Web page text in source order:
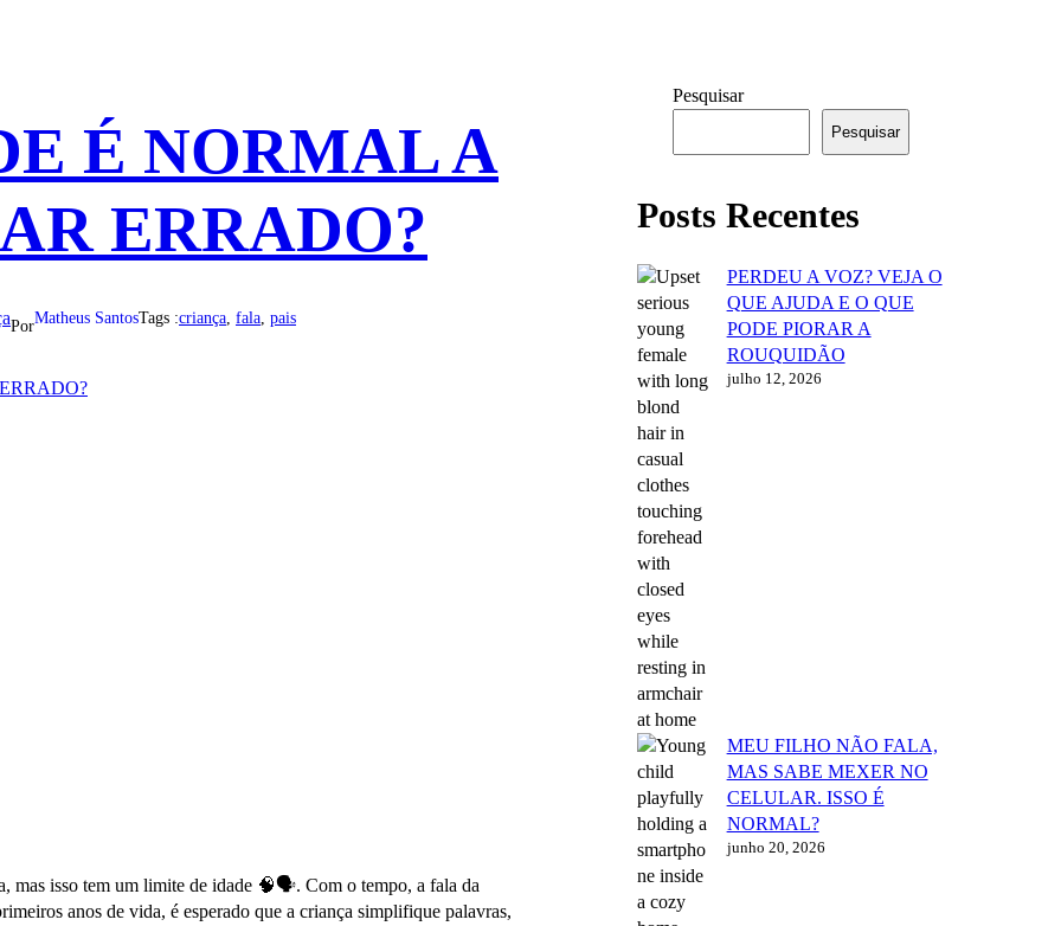
É NORMAL A
ERRADO?
PorMatheus SantosTags :criança, fala, pais
mas isso tem um limite de idade 🧠🗣️. Com o tempo, a fala da
anos de vida, é esperado que a criança simplifique palavras,
Pesquisar
Pesquisar
Posts Recentes
PERDEU A VOZ? VEJA O
QUE AJUDA E O QUE
PODE PIORAR A
ROUQUIDÃO
julho 12, 2026
MEU FILHO NÃO FALA,
MAS SABE MEXER NO
CELULAR. ISSO É
NORMAL?
junho 20, 2026